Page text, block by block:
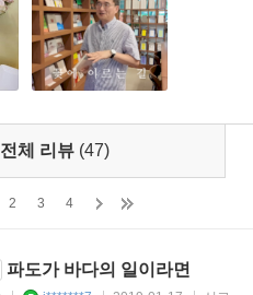
전체 리뷰 (47)
2 3 4
파도가 바다의 일이라면